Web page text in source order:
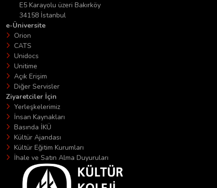
E5 Karayolu üzeri Bakırköy
34158 İstanbul
e-Üniversite
Orion
CATS
Unidocs
Unitime
Açık Erişim
Diğer Servisler
Ziyaretciler İçin
Yerleşkelerimiz
İnsan Kaynakları
Basında İKÜ
Kültür Ajandası
Kültür Eğitim Kurumları
İhale ve Satın Alma Duyuruları